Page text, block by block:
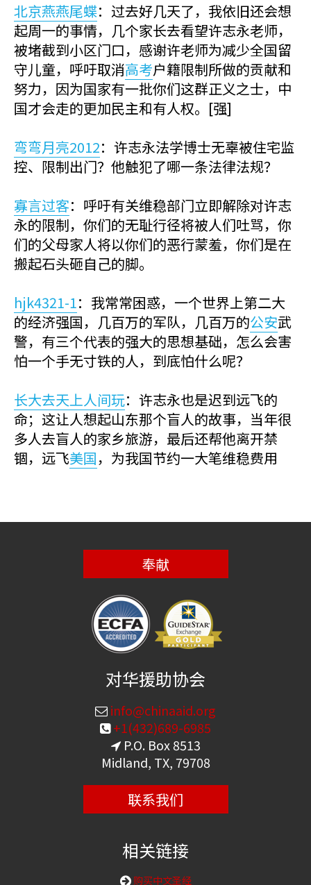
北京燕燕尾蝶：过去好几天了，我依旧还会想
起周一的事情，几个家长去看望许志永老师，
被堵截到小区门口，感谢许老师为减少全国留
守儿童，呼吁取消高考户籍限制所做的贡献和
努力，因为国家有一批你们这群正义之士，中
国才会走的更加民主和有人权。[强]
弯弯月亮2012：许志永法学博士无辜被住宅监
控、限制出门？他触犯了哪一条法律法规？
寡言过客：呼吁有关维稳部门立即解除对许志
永的限制，你们的无耻行径将被人们吐骂，你
们的父母家人将以你们的恶行蒙羞，你们是在
搬起石头砸自己的脚。
hjk4321-1：我常常困惑，一个世界上第二大
的经济强国，几百万的军队，几百万的公安武
警，有三个代表的强大的思想基础，怎么会害
怕一个手无寸铁的人，到底怕什么呢？
长大去天上人间玩：许志永也是迟到远飞的
命；这让人想起山东那个盲人的故事，当年很
多人去盲人的家乡旅游，最后还帮他离开禁
锢，远飞美国，为我国节约一大笔维稳费用
奉献
对华援助协会
info@chinaaid.org
+1(432)689-6985
P.O. Box 8513
Midland, TX, 79708
联系我们
相关链接
购买中文圣经